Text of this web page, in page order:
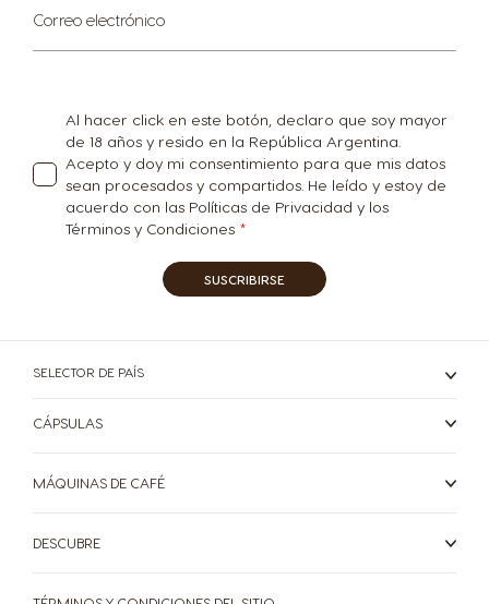
Suscríbase
al
boletín
Correo electrónico
Al hacer click en este botón, declaro que soy mayor
de 18 años y resido en la República Argentina.
Acepto y doy mi consentimiento para que mis datos
sean procesados y compartidos. He leído y estoy de
acuerdo con las Políticas de Privacidad y los
Términos y Condiciones
SUSCRIBIRSE
SELECTOR DE PAÍS
CÁPSULAS
MÁQUINAS DE CAFÉ
DESCUBRE